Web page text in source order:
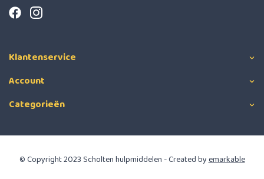
Klantenservice
Account
Categorieën
© Copyright 2023 Scholten hulpmiddelen - Created byemarkable